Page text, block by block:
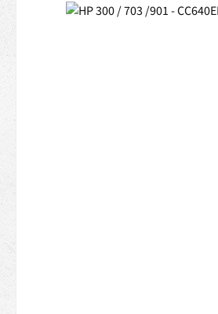
Bildergalerie überspringen